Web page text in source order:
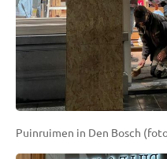
Puinruimen in Den Bosch